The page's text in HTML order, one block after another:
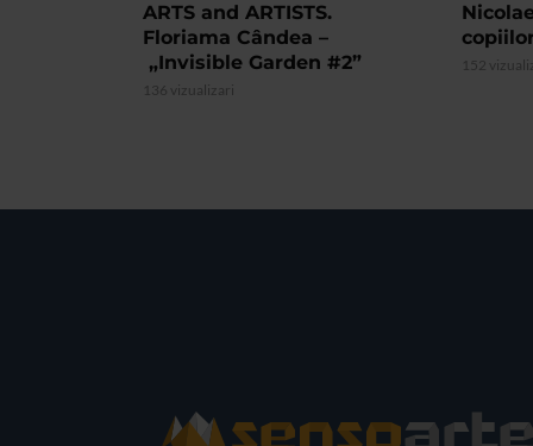
ARTS and ARTISTS.
Floriama Cândea –
„Invisible Garden #2”
136 vizualizari
152